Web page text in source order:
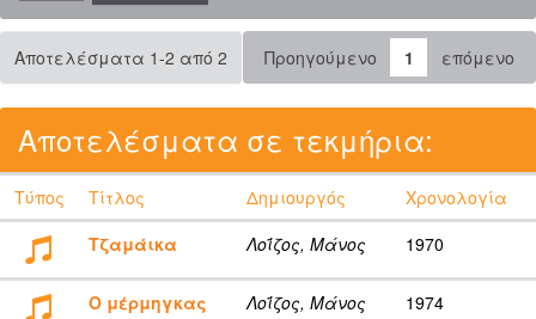
Αποτελέσματα 1-2 από 2 Προηγούμενο 1 επόμενο
Αποτελέσματα σε τεκμήρια:
Τύπος Τίτλος Δημιουργός
Χρονολογία
Τζαμάικα
Λοΐζος, Μάνος 1970
Ο μέρμηγκας Λοΐζος, Μάνος 1974